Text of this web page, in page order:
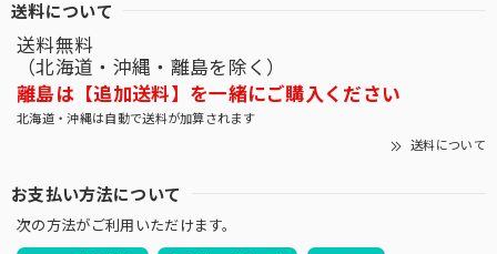
送料について
送料無料
（北海道・沖縄・離島を除く）
離島は【追加送料】を一緒にご購入ください
北海道・沖縄は自動で送料が加算されます
送料について
お支払い方法について
次の方法がご利用いただけます。